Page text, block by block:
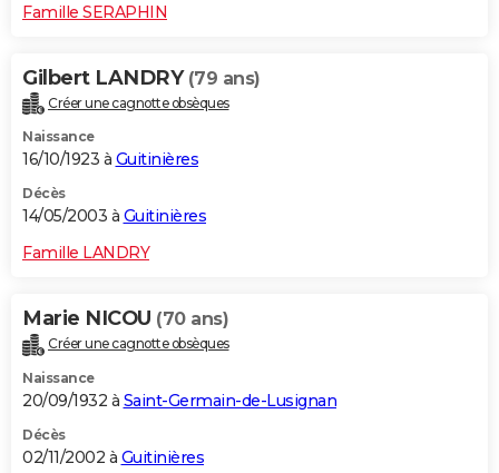
Famille SERAPHIN
Gilbert LANDRY (79 ans)
Créer une cagnotte obsèques
Naissance
16/10/1923 à Guitinières
Décès
14/05/2003 à Guitinières
Famille LANDRY
Marie NICOU (70 ans)
Créer une cagnotte obsèques
Naissance
20/09/1932 à Saint-Germain-de-Lusignan
Décès
02/11/2002 à Guitinières